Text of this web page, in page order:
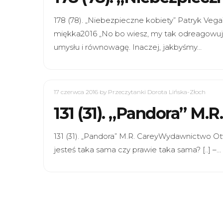
178 (78). „Niebezpieczne kobiety” Patryk
miękka2016 „No bo wiesz, my tak
umysłu i równowagę. Inaczej, jakbyśmy…
17 czerwca 2016 by Przeczytanki Dorota Lińska-Złoch
131 (31). „Pandora”
131 (31). „Pandora” M.R. CareyWydawnictwo
jesteś taka sama czy prawie taka sama? [..] –…